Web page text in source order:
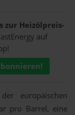
zur Heizölpreis-
auf
europäischen
pro Barrel, eine